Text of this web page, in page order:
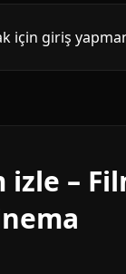
için giriş
izle –